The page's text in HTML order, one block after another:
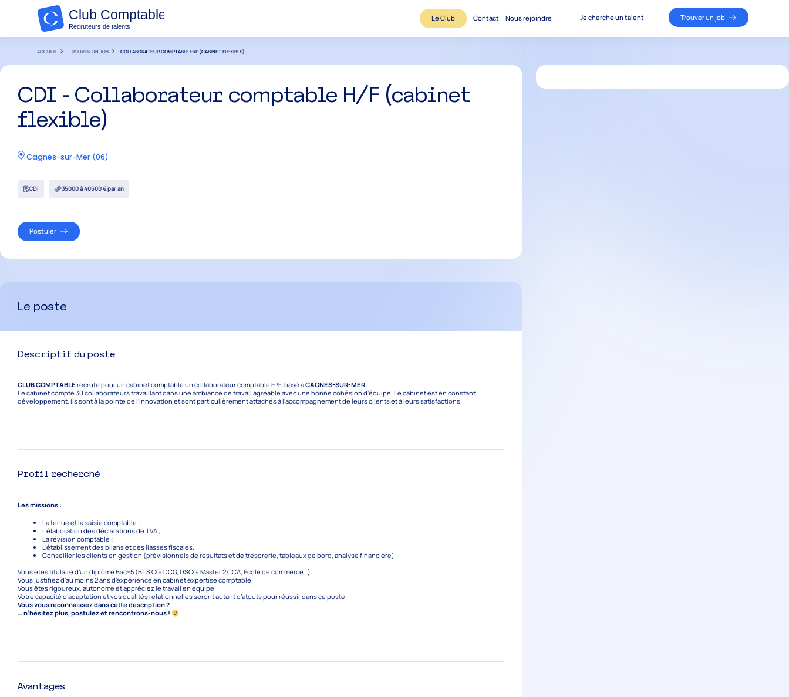
Le Club Contact Nous rejoindre Je cherche un talent Trouver un job
ACCUEIL TROUVER UN JOB COLLABORATEUR COMPTABLE H/F (CABINET FLEXIBLE)
CDI - Collaborateur comptable H/F (cabinet
flexible)
Cagnes-sur-Mer (06)
CDI 35000 à 40500 € par an
Postuler
Le poste
Descriptif du poste
CLUB COMPTABLE recrute pour un cabinet comptable un collaborateur comptable H/F, basé àCAGNES-SUR-MER.
Le cabinet compte 30 collaborateurs travaillant dans une ambiance de travail agréable avec une bonne cohésion d’équipe. Le cabinet est en constant
développement, ils sont à la pointe de l’innovation et sont particulièrement attachés à l’accompagnement de leurs clients et à leurs satisfactions.
Profil recherché
Les missions :
La tenue et la saisie comptable ;
L’élaboration des déclarations de TVA ;
La révision comptable ;
L’établissement des bilans et des liasses fiscales.
Conseiller les clients en gestion (prévisionnels de résultats et de trésorerie, tableaux de bord, analyse financière)
Vous êtes titulaire d’un diplôme Bac+5 (BTS CG, DCG, DSCG, Master 2 CCA, Ecole de commerce…)
Vous justifiez d’au moins 2 ans d’expérience en cabinet expertise comptable.
Vous êtes rigoureux, autonome et appréciez le travail en équipe.
Votre capacité d’adaptation et vos qualités relationnelles seront autant d’atouts pour réussir dans ce poste.
Vous vous reconnaissez dans cette description ?
… n’hésitez plus, postulez et rencontrons-nous !
Avantages